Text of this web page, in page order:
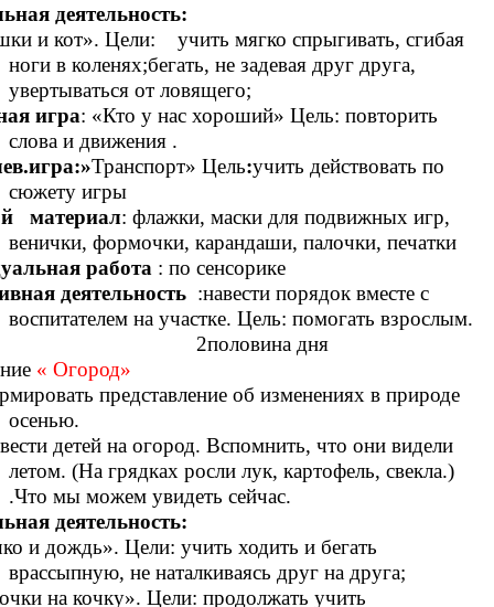
деятельность:
и кот». Цели: учить мягко спрыгивать, сгибая
ноги в коленях;бегать, не задевая друг друга,
увертываться от ловящего;
игра: «Кто у нас хороший» Цель: повторить
слова и движения .
Транспорт» Цель:учить действовать по
сюжету игры
материал: флажки, маски для подвижных игр,
венички, формочки, карандаши, палочки, печатки
работа : по сенсорике
деятельность:навести порядок вместе с
воспитателем на участке. Цель: помогать взрослым.
дня
« Огород»
представление об изменениях в природе
осенью.
детей на огород. Вспомнить, что они видели
летом. (На грядках росли лук, картофель, свекла.)
.Что мы можем увидеть сейчас.
деятельность:
и дождь». Цели: учить ходить и бегать
врассыпную, не наталкиваясь друг на друга;
на кочку». Цели: продолжать учить